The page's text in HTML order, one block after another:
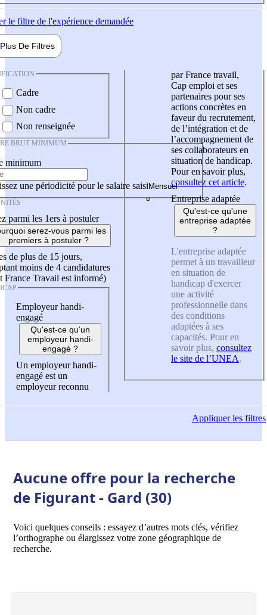
le filtre de l'expérience demandée
Plus De Filtres
Cadre
Non cadre
Non renseignée
BRUT MINIMUM
minimum
une périodicité pour le salaire saisi
parmi les 1ers à postuler
serez-vous parmi les
premiers à postuler ?
de plus de 15 jours,
moins de 4 candidatures
France Travail est informé)
Employeur handi-
engagé
Qu'est-ce qu'un
employeur handi-
engagé ?
Un employeur handi-
engagé est un
employeur reconnu
par France travail,
Cap emploi et ses
partenaires pour ses
actions concrètes en
faveur du recrutement,
de l’intégration et de
l’accompagnement de
ses collaborateurs en
situation de handicap.
Pour en savoir plus,
consultez cet article.
Entreprise adaptée
Qu'est-ce qu'une
entreprise adaptée
?
L'entreprise adaptée
permet à un travailleur
en situation de
handicap d'exercer
une activité
professionnelle dans
des conditions
adaptées à ses
capacités. Pour en
savoir plus, consultez
le site de l’UNEA.
Appliquerles filtres
Aucune offre pour la recherche
de Figurant - Gard (30)
Voici quelques conseils : essayez d’autres mots clés, vérifiez
l’orthographe ou élargissez votre zone géographique de
recherche.